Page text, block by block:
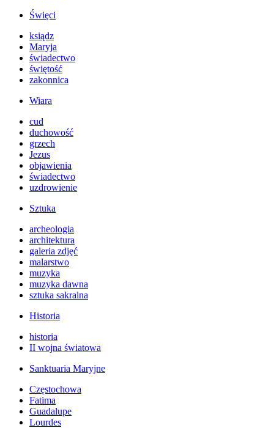
Święci
ksiądz
Maryja
świadectwo
świętość
zakonnica
Wiara
cud
duchowość
grzech
Jezus
objawienia
świadectwo
uzdrowienie
Sztuka
archeologia
architektura
galeria zdjęć
malarstwo
muzyka
muzyka dawna
sztuka sakralna
Historia
historia
II wojna światowa
Sanktuaria Maryjne
Częstochowa
Fatima
Guadalupe
Lourdes